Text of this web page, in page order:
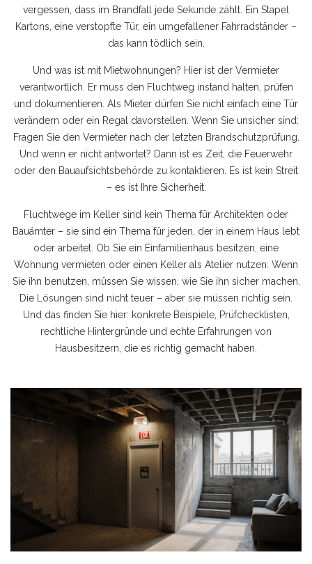
vergessen, dass im Brandfall jede Sekunde zählt. Ein Stapel
Kartons, eine verstopfte Tür, ein umgefallener Fahrradständer –
das kann tödlich sein.
Und was ist mit Mietwohnungen? Hier ist der Vermieter
verantwortlich. Er muss den Fluchtweg instand halten, prüfen
und dokumentieren. Als Mieter dürfen Sie nicht einfach eine Tür
verändern oder ein Regal davorstellen. Wenn Sie unsicher sind:
Fragen Sie den Vermieter nach der letzten Brandschutzprüfung.
Und wenn er nicht antwortet? Dann ist es Zeit, die Feuerwehr
oder den Bauaufsichtsbehörde zu kontaktieren. Es ist kein Streit
– es ist Ihre Sicherheit.
Fluchtwege im Keller sind kein Thema für Architekten oder
Bauämter – sie sind ein Thema für jeden, der in einem Haus lebt
oder arbeitet. Ob Sie ein Einfamilienhaus besitzen, eine
Wohnung vermieten oder einen Keller als Atelier nutzen: Wenn
Sie ihn benutzen, müssen Sie wissen, wie Sie ihn sicher machen.
Die Lösungen sind nicht teuer – aber sie müssen richtig sein.
Und das finden Sie hier: konkrete Beispiele, Prüfchecklisten,
rechtliche Hintergründe und echte Erfahrungen von
Hausbesitzern, die es richtig gemacht haben.